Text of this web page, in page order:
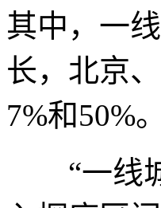
其中，一
长，北京
7%和50%。
“一线城